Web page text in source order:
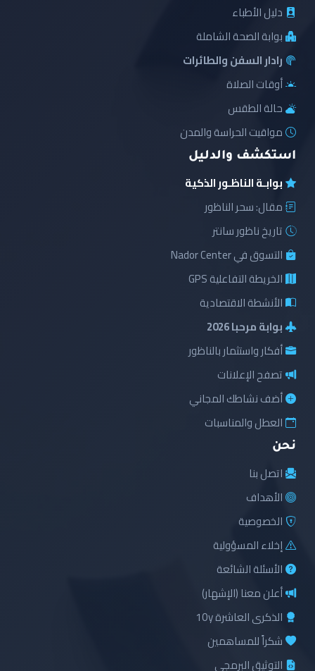
دليل الأطباء
بوابة الصحة الشاملة
رادار السفن والطائرات
أوقات الصلاة
حالة الطقس
مواقيت الحراسة والمدن
استكشف والدليل
بوابـة الناظـور الذكية
مقال: سحر الناظور
تاريخ ناظور سانتر
التسوق في Nador Center
الخريطة التفاعلية GPS
الأنشطة الاقتصادية
بوابة مرحبا 2026
أفكار واستثمار بالناظور
تصفح الإعلانات
أضف نشاطك المجاني
العطل والمناسبات
نحن
اتصل بنا
الأهداف
الخصوصية
إخلاء المسؤولية
الأسئلة الشائعة
أعلن معنا (الإشهار)
الذكرى العاشرة 10y
شكراً للمساهمين
التوثيق البرمجي